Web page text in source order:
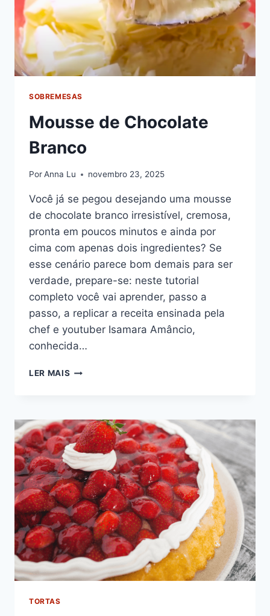
SOBREMESAS
Mousse de Chocolate
Branco
PorAnna Lu novembro 23, 2025
Você já se pegou desejando uma mousse
de chocolate branco irresistível, cremosa,
pronta em poucos minutos e ainda por
cima com apenas dois ingredientes? Se
esse cenário parece bom demais para ser
verdade, prepare-se: neste tutorial
completo você vai aprender, passo a
passo, a replicar a receita ensinada pela
chef e youtuber Isamara Amâncio,
conhecida…
LER MAIS MOUSSE
TORTAS